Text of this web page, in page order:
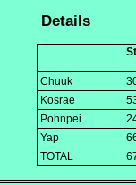
Details
Chuuk
Kosrae
Pohnpei
Yap
TOTAL